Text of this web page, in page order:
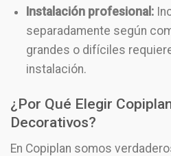
Instalación profesional:
separadamente según
grandes o difíciles
instalación.
¿Por Qué Elegir
Decorativos?
En Copiplan somos